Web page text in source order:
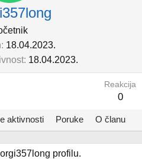
18.04.2023.
18.04.2023.
Reakcija
0
aktivnosti Poruke O članu
profilu.